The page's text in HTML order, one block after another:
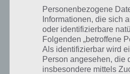
Flow Free Lösung
Hier nun noch die Lösung für 14×14 im
(gewünscht von eselchen8):
Personenbezogene
Informationen, die sich
oder identifizierbare
Folgenden „betroffene
Als identifizierbar wird
Person angesehen, die
insbesondere mittels